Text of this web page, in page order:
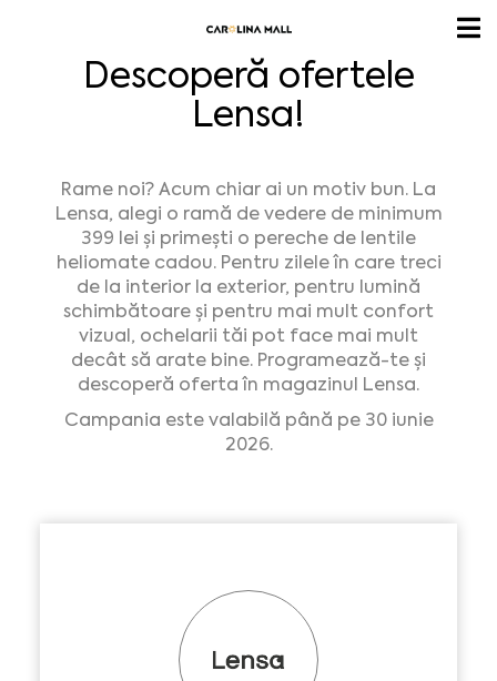
Descoperă ofertele
Lensa!
Rame noi? Acum chiar ai un motiv bun. La
Lensa, alegi o ramă de vedere de minimum
399 lei și primești o pereche de lentile
heliomate cadou. Pentru zilele în care treci
de la interior la exterior, pentru lumină
schimbătoare și pentru mai mult confort
vizual, ochelarii tăi pot face mai mult
decât să arate bine. Programează-te și
descoperă oferta în magazinul Lensa.
Campania este valabilă până pe 30 iunie
2026.